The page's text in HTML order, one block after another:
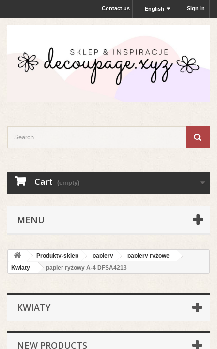
Sign in
English
Contact us
Cart (empty)
MENU
Produkty-sklep papiery
papiery ryżowe
Kwiaty
papier ryżowy A-4 DFSA4213
KWIATY
NEW PRODUCTS